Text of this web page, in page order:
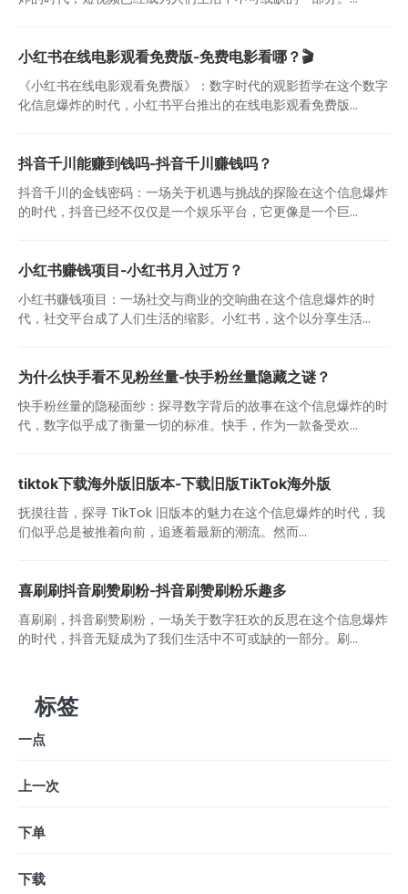
小红书在线电影观看免费版-免费电影看哪？🎬
《小红书在线电影观看免费版》：数字时代的观影哲学在这个数字
化信息爆炸的时代，小红书平台推出的在线电影观看免费版...
抖音千川能赚到钱吗-抖音千川赚钱吗？
抖音千川的金钱密码：一场关于机遇与挑战的探险在这个信息爆炸
的时代，抖音已经不仅仅是一个娱乐平台，它更像是一个巨...
小红书赚钱项目-小红书月入过万？
小红书赚钱项目：一场社交与商业的交响曲在这个信息爆炸的时
代，社交平台成了人们生活的缩影。小红书，这个以分享生活...
为什么快手看不见粉丝量-快手粉丝量隐藏之谜？
快手粉丝量的隐秘面纱：探寻数字背后的故事在这个信息爆炸的时
代，数字似乎成了衡量一切的标准。快手，作为一款备受欢...
tiktok下载海外版旧版本-下载旧版TikTok海外版
抚摸往昔，探寻 TikTok 旧版本的魅力在这个信息爆炸的时代，我
们似乎总是被推着向前，追逐着最新的潮流。然而...
喜刷刷抖音刷赞刷粉-抖音刷赞刷粉乐趣多
喜刷刷，抖音刷赞刷粉，一场关于数字狂欢的反思在这个信息爆炸
的时代，抖音无疑成为了我们生活中不可或缺的一部分。刷...
标签
一点
上一次
下单
下载